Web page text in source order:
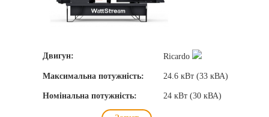
Двигун: Ricardo
Максимальна потужність: 24.6 кВт (33 кВА)
Номінальна потужність: 24 кВт (30 кВА)